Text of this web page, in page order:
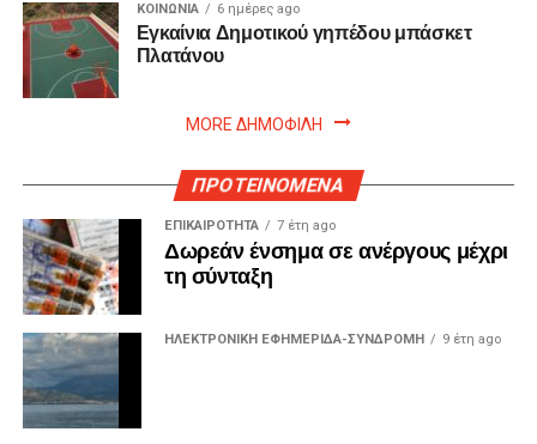
ΚΟΙΝΩΝΙΑ 6 ημέρες ago
Εγκαίνια Δημοτικού γηπέδου μπάσκετ
Πλατάνου
MORE ΔΗΜΟΦΙΛΗ
ΠΡΟΤΕΙΝΟΜΕΝΑ
ΕΠΙΚΑΙΡΟΤΗΤΑ 7 έτη ago
Δωρεάν ένσημα σε ανέργους μέχρι
τη σύνταξη
ΗΛΕΚΤΡΟΝΙΚΗ ΕΦΗΜΕΡΙΔΑ-ΣΥΝΔΡΟΜΗ 9 έτη ago